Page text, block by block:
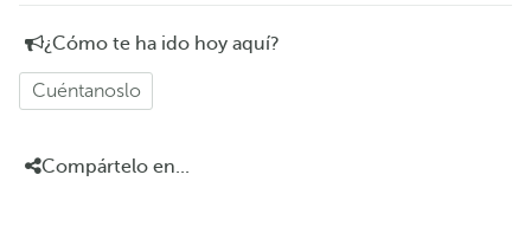
¿Cómo te ha ido hoy aquí?
Cuéntanoslo
Compártelo en...